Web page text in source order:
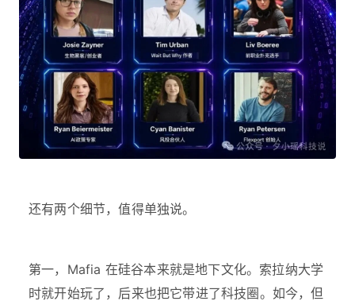
还有两个细节，值得单独说。
第一，Mafia 在硅谷本来就是地下文化。索拉纳大学
时就开始玩了，后来也把它带进了科技圈。如今，但